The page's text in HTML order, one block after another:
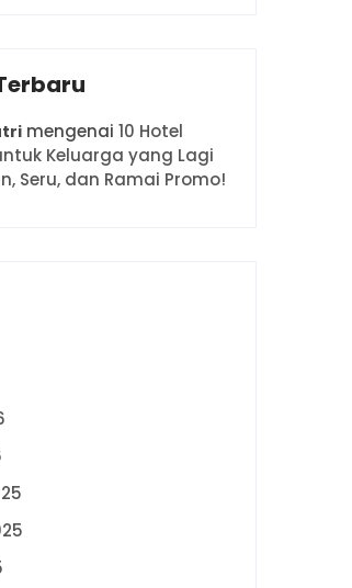
mengenai 10 Hotel
Keluarga yang Lagi
Seru, dan Ramai Promo!